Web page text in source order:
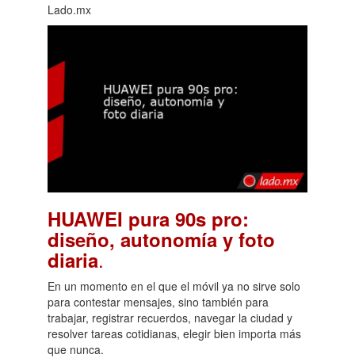
Lado.mx
HUAWEI pura 90s pro:
diseño, autonomía y foto
diaria.
En un momento en el que el móvil ya no sirve solo
para contestar mensajes, sino también para
trabajar, registrar recuerdos, navegar la ciudad y
resolver tareas cotidianas, elegir bien importa más
que nunca.